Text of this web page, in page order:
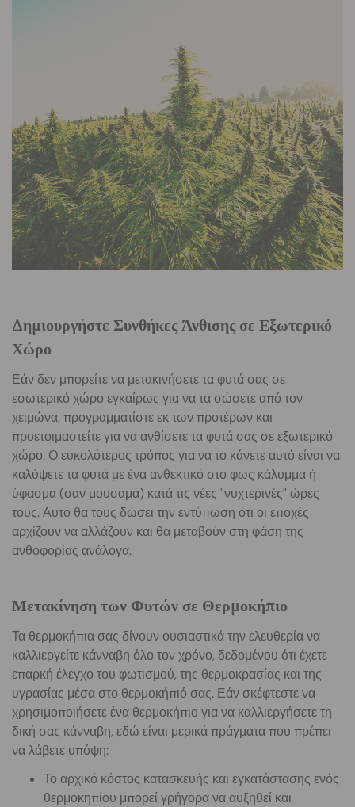
Δημιουργήστε Συνθήκες Άνθισης σε Εξωτερικό
Χώρο
Εάν δεν μπορείτε να μετακινήσετε τα φυτά σας σε
εσωτερικό χώρο εγκαίρως για να τα σώσετε από τον
χειμώνα, προγραμματίστε εκ των προτέρων και
προετοιμαστείτε για ναανθίσετε τα φυτά σας σε εξωτερικό
χώρο. Ο ευκολότερος τρόπος για να το κάνετε αυτό είναι να
καλύψετε τα φυτά με ένα ανθεκτικό στο φως κάλυμμα ή
ύφασμα (σαν μουσαμά) κατά τις νέες "νυχτερινές" ώρες
τους. Αυτό θα τους δώσει την εντύπωση ότι οι εποχές
αρχίζουν να αλλάζουν και θα μεταβούν στη φάση της
ανθοφορίας ανάλογα.
Μετακίνηση των Φυτών σε Θερμοκήπιο
Τα θερμοκήπια σας δίνουν ουσιαστικά την ελευθερία να
καλλιεργείτε κάνναβη όλο τον χρόνο, δεδομένου ότι έχετε
επαρκή έλεγχο του φωτισμού, της θερμοκρασίας και της
υγρασίας μέσα στο θερμοκήπιό σας. Εάν σκέφτεστε να
χρησιμοποιήσετε ένα θερμοκήπιο για να καλλιεργήσετε τη
δική σας κάνναβη, εδώ είναι μερικά πράγματα που πρέπει
να λάβετε υπόψη:
Το αρχικό κόστος κατασκευής και εγκατάστασης ενός
θερμοκηπίου μπορεί γρήγορα να αυξηθεί και